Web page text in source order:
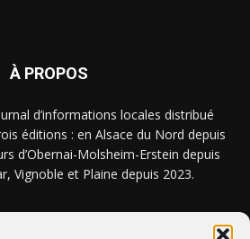
À PROPOS
d’informations locales distribué
éditions : en Alsace du Nord depuis
d’Obernai-Molsheim-Erstein depuis
Vignoble et Plaine depuis 2023.